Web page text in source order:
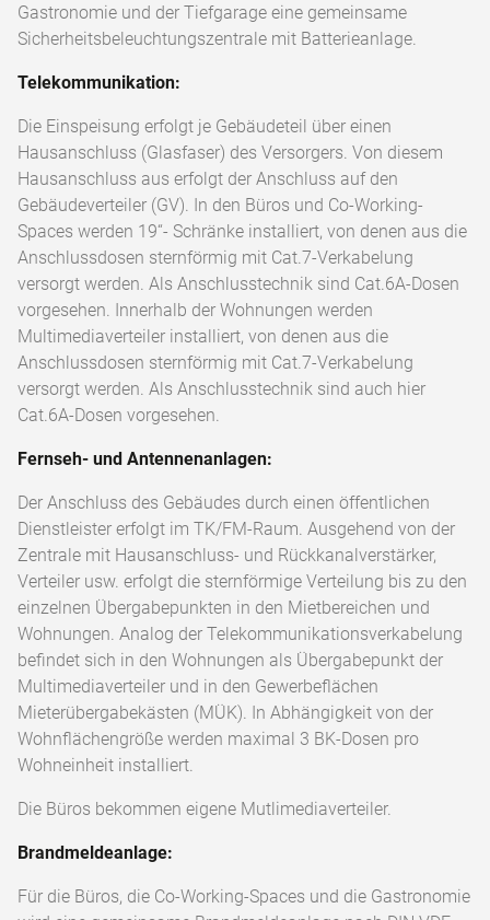
Gastronomie und der Tiefgarage eine gemeinsame
Sicherheitsbeleuchtungszentrale mit Batterieanlage.
Telekommunikation:
Die Einspeisung erfolgt je Gebäudeteil über einen
Hausanschluss (Glasfaser) des Versorgers. Von diesem
Hausanschluss aus erfolgt der Anschluss auf den
Gebäudeverteiler (GV). In den Büros und Co-Working-
Spaces werden 19“- Schränke installiert, von denen aus die
Anschlussdosen sternförmig mit Cat.7-Verkabelung
versorgt werden. Als Anschlusstechnik sind Cat.6A-Dosen
vorgesehen. Innerhalb der Wohnungen werden
Multimediaverteiler installiert, von denen aus die
Anschlussdosen sternförmig mit Cat.7-Verkabelung
versorgt werden. Als Anschlusstechnik sind auch hier
Cat.6A-Dosen vorgesehen.
Fernseh- und Antennenanlagen:
Der Anschluss des Gebäudes durch einen öffentlichen
Dienstleister erfolgt im TK/FM-Raum. Ausgehend von der
Zentrale mit Hausanschluss- und Rückkanalverstärker,
Verteiler usw. erfolgt die sternförmige Verteilung bis zu den
einzelnen Übergabepunkten in den Mietbereichen und
Wohnungen. Analog der Telekommunikationsverkabelung
befindet sich in den Wohnungen als Übergabepunkt der
Multimediaverteiler und in den Gewerbeflächen
Mieterübergabekästen (MÜK). In Abhängigkeit von der
Wohnflächengröße werden maximal 3 BK-Dosen pro
Wohneinheit installiert.
Die Büros bekommen eigene Mutlimediaverteiler.
Brandmeldeanlage:
Für die Büros, die Co-Working-Spaces und die Gastronomie